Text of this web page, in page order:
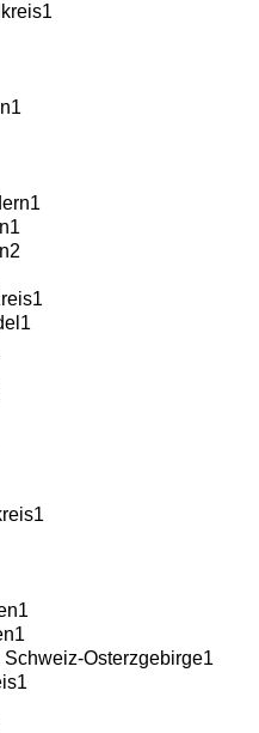
1
1
1
1
2
1
1
1
1
1
Osterzgebirge1
1